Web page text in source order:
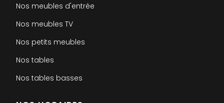
Nos meubles d'entrée
Nos meubles TV
Nos petits meubles
Nos tables
Nos tables basses